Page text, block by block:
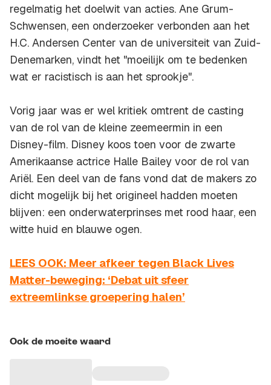
regelmatig het doelwit van acties. Ane Grum-
Schwensen, een onderzoeker verbonden aan het
H.C. Andersen Center van de universiteit van Zuid-
Denemarken, vindt het "moeilijk om te bedenken
wat er racistisch is aan het sprookje".
Vorig jaar was er wel kritiek omtrent de casting
van de rol van de kleine zeemeermin in een
Disney-film. Disney koos toen voor de zwarte
Amerikaanse actrice Halle Bailey voor de rol van
Ariël. Een deel van de fans vond dat de makers zo
dicht mogelijk bij het origineel hadden moeten
blijven: een onderwaterprinses met rood haar, een
witte huid en blauwe ogen.
LEES OOK: Meer afkeer tegen Black Lives
Matter-beweging: ‘Debat uit sfeer
extreemlinkse groepering halen’
Ook de moeite waard